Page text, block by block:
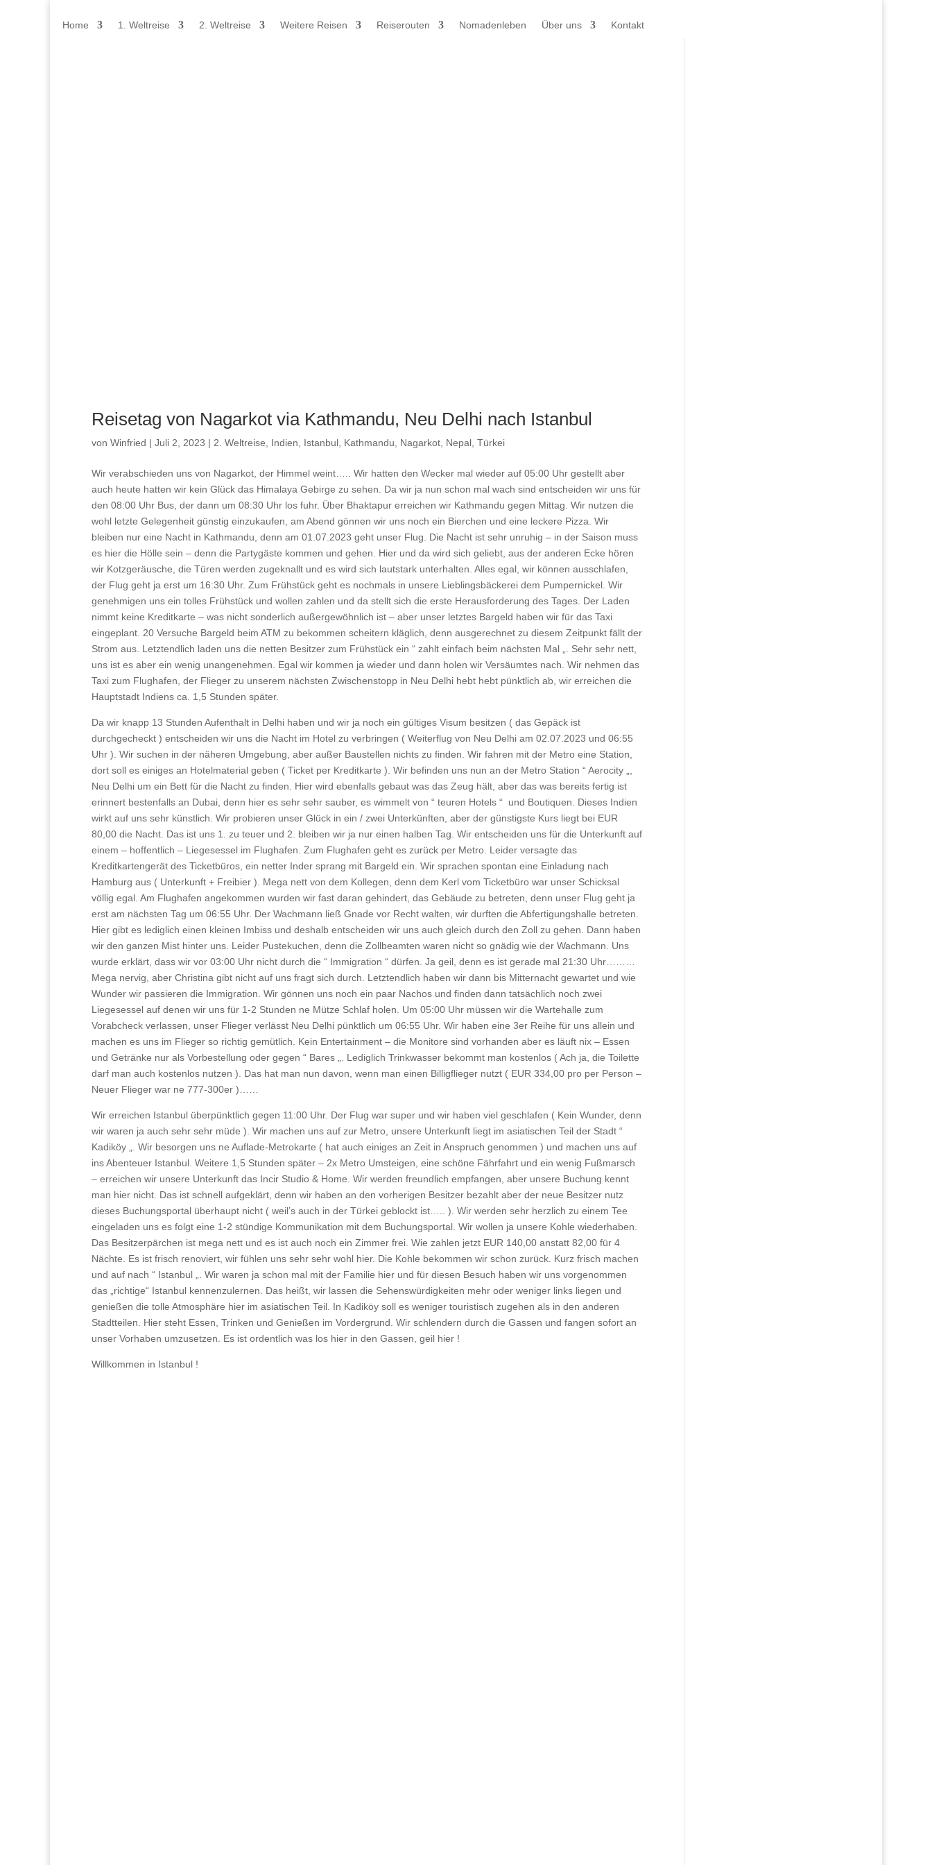
Home 1. Weltreise 2. Weltreise Weitere Reisen Reiserouten Nomadenleben Über uns Kontakt
Reisetag von Nagarkot via Kathmandu, Neu Delhi nach Istanbul
von Winfried | Juli 2, 2023 | 2. Weltreise Indien Istanbul Kathmandu Nagarkot Nepal Türkei
Wir verabschieden uns von Nagarkot, der Himmel weint….. Wir hatten den Wecker mal wieder auf 05:00 Uhr gestellt aber
auch heute hatten wir kein Glück das Himalaya Gebirge zu sehen. Da wir ja nun schon mal wach sind entscheiden wir uns für
den 08:00 Uhr Bus, der dann um 08:30 Uhr los fuhr. Über Bhaktapur erreichen wir Kathmandu gegen Mittag. Wir nutzen die
wohl letzte Gelegenheit günstig einzukaufen, am Abend gönnen wir uns noch ein Bierchen und eine leckere Pizza. Wir
bleiben nur eine Nacht in Kathmandu, denn am 01.07.2023 geht unser Flug. Die Nacht ist sehr unruhig – in der Saison muss
es hier die Hölle sein – denn die Partygäste kommen und gehen. Hier und da wird sich geliebt, aus der anderen Ecke hören
wir Kotzgeräusche, die Türen werden zugeknallt und es wird sich lautstark unterhalten. Alles egal, wir können ausschlafen,
der Flug geht ja erst um 16:30 Uhr. Zum Frühstück geht es nochmals in unsere Lieblingsbäckerei dem Pumpernickel. Wir
genehmigen uns ein tolles Frühstück und wollen zahlen und da stellt sich die erste Herausforderung des Tages. Der Laden
nimmt keine Kreditkarte – was nicht sonderlich außergewöhnlich ist – aber unser letztes Bargeld haben wir für das Taxi
eingeplant. 20 Versuche Bargeld beim ATM zu bekommen scheitern kläglich, denn ausgerechnet zu diesem Zeitpunkt fällt der
Strom aus. Letztendlich laden uns die netten Besitzer zum Frühstück ein “ zahlt einfach beim nächsten Mal „. Sehr sehr nett,
uns ist es aber ein wenig unangenehmen. Egal wir kommen ja wieder und dann holen wir Versäumtes nach. Wir nehmen das
Taxi zum Flughafen, der Flieger zu unserem nächsten Zwischenstopp in Neu Delhi hebt hebt pünktlich ab, wir erreichen die
Hauptstadt Indiens ca. 1,5 Stunden später.
Da wir knapp 13 Stunden Aufenthalt in Delhi haben und wir ja noch ein gültiges Visum besitzen ( das Gepäck ist
durchgecheckt ) entscheiden wir uns die Nacht im Hotel zu verbringen ( Weiterflug von Neu Delhi am 02.07.2023 und 06:55
Uhr ). Wir suchen in der näheren Umgebung, aber außer Baustellen nichts zu finden. Wir fahren mit der Metro eine Station,
dort soll es einiges an Hotelmaterial geben ( Ticket per Kreditkarte ). Wir befinden uns nun an der Metro Station “ Aerocity „,
Neu Delhi um ein Bett für die Nacht zu finden. Hier wird ebenfalls gebaut was das Zeug hält, aber das was bereits fertig ist
erinnert bestenfalls an Dubai, denn hier es sehr sehr sauber, es wimmelt von “ teuren Hotels “ und Boutiquen. Dieses Indien
wirkt auf uns sehr künstlich. Wir probieren unser Glück in ein / zwei Unterkünften, aber der günstigste Kurs liegt bei EUR
80,00 die Nacht. Das ist uns 1. zu teuer und 2. bleiben wir ja nur einen halben Tag. Wir entscheiden uns für die Unterkunft auf
einem – hoffentlich – Liegesessel im Flughafen. Zum Flughafen geht es zurück per Metro. Leider versagte das
Kreditkartengerät des Ticketbüros, ein netter Inder sprang mit Bargeld ein. Wir sprachen spontan eine Einladung nach
Hamburg aus ( Unterkunft + Freibier ). Mega nett von dem Kollegen, denn dem Kerl vom Ticketbüro war unser Schicksal
völlig egal. Am Flughafen angekommen wurden wir fast daran gehindert, das Gebäude zu betreten, denn unser Flug geht ja
erst am nächsten Tag um 06:55 Uhr. Der Wachmann ließ Gnade vor Recht walten, wir durften die Abfertigungshalle betreten.
Hier gibt es lediglich einen kleinen Imbiss und deshalb entscheiden wir uns auch gleich durch den Zoll zu gehen. Dann haben
wir den ganzen Mist hinter uns. Leider Pustekuchen, denn die Zollbeamten waren nicht so gnädig wie der Wachmann. Uns
wurde erklärt, dass wir vor 03:00 Uhr nicht durch die “ Immigration “ dürfen. Ja geil, denn es ist gerade mal 21:30 Uhr………
Mega nervig, aber Christina gibt nicht auf uns fragt sich durch. Letztendlich haben wir dann bis Mitternacht gewartet und wie
Wunder wir passieren die Immigration. Wir gönnen uns noch ein paar Nachos und finden dann tatsächlich noch zwei
Liegesessel auf denen wir uns für 1-2 Stunden ne Mütze Schlaf holen. Um 05:00 Uhr müssen wir die Wartehalle zum
Vorabcheck verlassen, unser Flieger verlässt Neu Delhi pünktlich um 06:55 Uhr. Wir haben eine 3er Reihe für uns allein und
machen es uns im Flieger so richtig gemütlich. Kein Entertainment – die Monitore sind vorhanden aber es läuft nix – Essen
und Getränke nur als Vorbestellung oder gegen “ Bares „. Lediglich Trinkwasser bekommt man kostenlos ( Ach ja, die Toilette
darf man auch kostenlos nutzen ). Das hat man nun davon, wenn man einen Billigflieger nutzt ( EUR 334,00 pro per Person –
Neuer Flieger war ne 777-300er )……
Wir erreichen Istanbul überpünktlich gegen 11:00 Uhr. Der Flug war super und wir haben viel geschlafen ( Kein Wunder, denn
wir waren ja auch sehr sehr müde ). Wir machen uns auf zur Metro, unsere Unterkunft liegt im asiatischen Teil der Stadt “
Kadiköy „. Wir besorgen uns ne Auflade-Metrokarte ( hat auch einiges an Zeit in Anspruch genommen ) und machen uns auf
ins Abenteuer Istanbul. Weitere 1,5 Stunden später – 2x Metro Umsteigen, eine schöne Fährfahrt und ein wenig Fußmarsch
– erreichen wir unsere Unterkunft das Incir Studio & Home. Wir werden freundlich empfangen, aber unsere Buchung kennt
man hier nicht. Das ist schnell aufgeklärt, denn wir haben an den vorherigen Besitzer bezahlt aber der neue Besitzer nutz
dieses Buchungsportal überhaupt nicht ( weil’s auch in der Türkei geblockt ist….. ). Wir werden sehr herzlich zu einem Tee
eingeladen uns es folgt eine 1-2 stündige Kommunikation mit dem Buchungsportal. Wir wollen ja unsere Kohle wiederhaben.
Das Besitzerpärchen ist mega nett und es ist auch noch ein Zimmer frei. Wie zahlen jetzt EUR 140,00 anstatt 82,00 für 4
Nächte. Es ist frisch renoviert, wir fühlen uns sehr sehr wohl hier. Die Kohle bekommen wir schon zurück. Kurz frisch machen
und auf nach “ Istanbul „. Wir waren ja schon mal mit der Familie hier und für diesen Besuch haben wir uns vorgenommen
das „richtige“ Istanbul kennenzulernen. Das heißt, wir lassen die Sehenswürdigkeiten mehr oder weniger links liegen und
genießen die tolle Atmosphäre hier im asiatischen Teil. In Kadiköy soll es weniger touristisch zugehen als in den anderen
Stadtteilen. Hier steht Essen, Trinken und Genießen im Vordergrund. Wir schlendern durch die Gassen und fangen sofort an
unser Vorhaben umzusetzen. Es ist ordentlich was los hier in den Gassen, geil hier !
Willkommen in Istanbul !